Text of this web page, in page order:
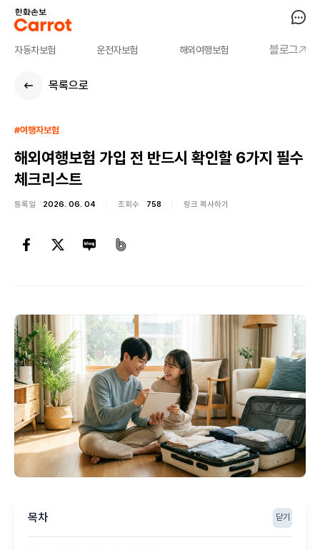
자동차보험 운전자보험 해외여행보험 블로그
목록으로
#여행자보험
해외여행보험 가입 전 반드시 확인할 6가지 필수
체크리스트
등록일 2026. 06. 04 조회수 758 링크 복사하기
목차 닫기